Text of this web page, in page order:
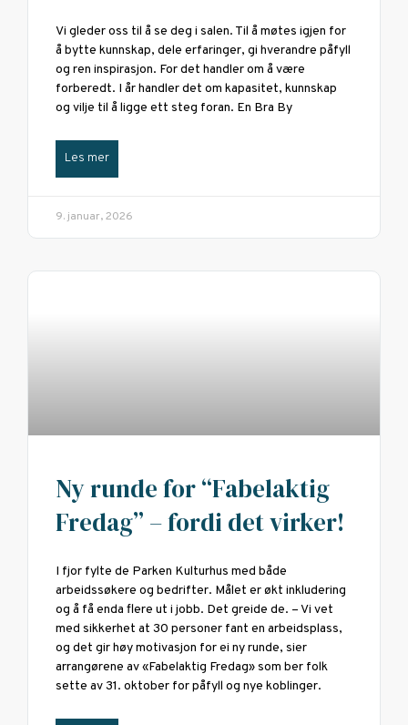
Vi gleder oss til å se deg i salen. Til å møtes igjen for
å bytte kunnskap, dele erfaringer, gi hverandre påfyll
og ren inspirasjon. For det handler om å være
forberedt. I år handler det om kapasitet, kunnskap
og vilje til å ligge ett steg foran. En Bra By
Les mer
9. januar, 2026
Ny runde for “Fabelaktig
Fredag” – fordi det virker!
I fjor fylte de Parken Kulturhus med både
arbeidssøkere og bedrifter. Målet er økt inkludering
og å få enda flere ut i jobb. Det greide de. – Vi vet
med sikkerhet at 30 personer fant en arbeidsplass,
og det gir høy motivasjon for ei ny runde, sier
arrangørene av «Fabelaktig Fredag» som ber folk
sette av 31. oktober for påfyll og nye koblinger.